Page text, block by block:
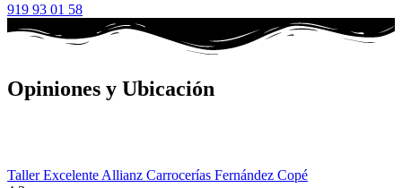
919 93 01 58
Opiniones y Ubicación
Taller Excelente Allianz Carrocerías Fernández Copé